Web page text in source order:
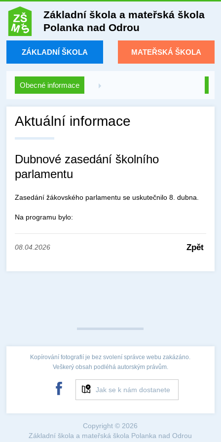
Základní škola a mateřská škola
Polanka nad Odrou
ZÁKLADNÍ ŠKOLA MATEŘSKÁ ŠKOLA
Obecné informace
Aktuální informace
Dubnové zasedání školního
parlamentu
Zasedání žákovského parlamentu se uskutečnilo 8. dubna.
Na programu bylo:
08.04.2026 Zpět
Kopírování fotografií je bez svolení správce webu zakázáno.
Veškerý obsah podléhá autorským právům.
Jak se k nám dostanete
Copyright © 2026
Základní škola a mateřská škola Polanka nad Odrou